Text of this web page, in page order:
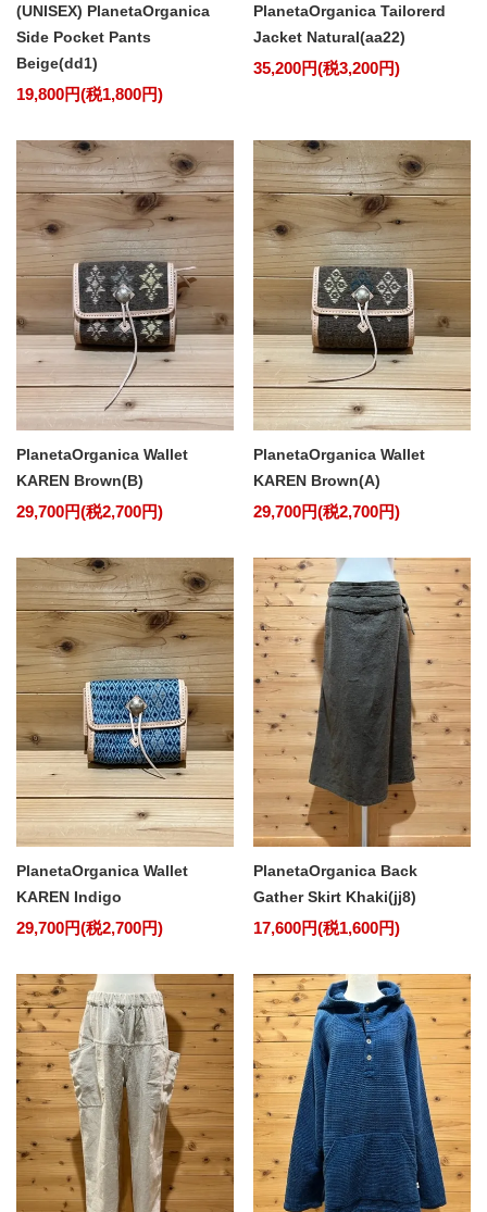
(UNISEX) PlanetaOrganica
Side Pocket Pants
Beige(dd1)
19,800円(税1,800円)
PlanetaOrganica Tailorerd
Jacket Natural(aa22)
35,200円(税3,200円)
PlanetaOrganica Wallet
KAREN Brown(B)
29,700円(税2,700円)
PlanetaOrganica Wallet
KAREN Brown(A)
29,700円(税2,700円)
PlanetaOrganica Wallet
KAREN Indigo
29,700円(税2,700円)
PlanetaOrganica Back
Gather Skirt Khaki(jj8)
17,600円(税1,600円)